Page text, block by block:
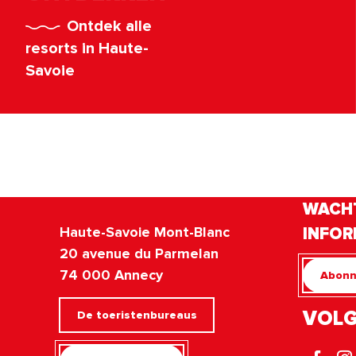
Ontdek alle
resorts in Haute-
Savoie
Haute-Savoie Mont-Blanc
20 avenue du Parmelan
74 000 Annecy
De toeristenbureaus